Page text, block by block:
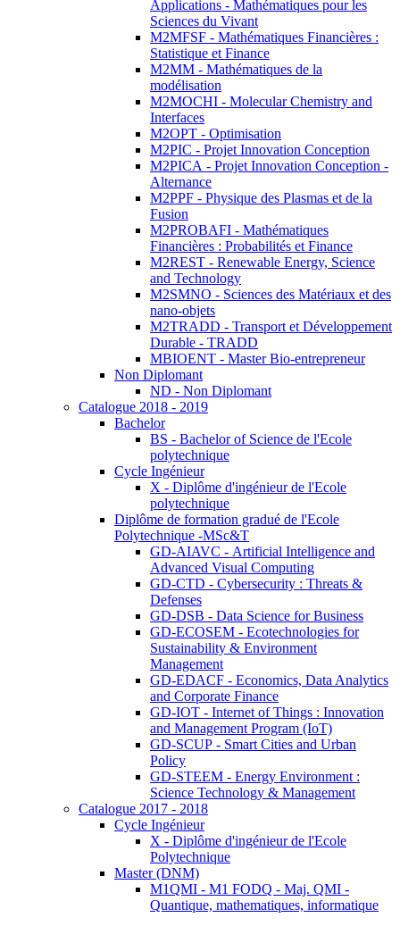
Applications - Mathématiques pour les
Sciences du Vivant
M2MFSF - Mathématiques Financières :
Statistique et Finance
M2MM - Mathématiques de la
modélisation
M2MOCHI - Molecular Chemistry and
Interfaces
M2OPT - Optimisation
M2PIC - Projet Innovation Conception
M2PICA - Projet Innovation Conception -
Alternance
M2PPF - Physique des Plasmas et de la
Fusion
M2PROBAFI - Mathématiques
Financières : Probabilités et Finance
M2REST - Renewable Energy, Science
and Technology
M2SMNO - Sciences des Matériaux et des
nano-objets
M2TRADD - Transport et Développement
Durable - TRADD
MBIOENT - Master Bio-entrepreneur
Non Diplomant
ND - Non Diplomant
Catalogue 2018 - 2019
Bachelor
BS - Bachelor of Science de l'Ecole
polytechnique
Cycle Ingénieur
X - Diplôme d'ingénieur de l'Ecole
polytechnique
Diplôme de formation gradué de l'Ecole
Polytechnique -MSc&T
GD-AIAVC - Artificial Intelligence and
Advanced Visual Computing
GD-CTD - Cybersecurity : Threats &
Defenses
GD-DSB - Data Science for Business
GD-ECOSEM - Ecotechnologies for
Sustainability & Environment
Management
GD-EDACF - Economics, Data Analytics
and Corporate Finance
GD-IOT - Internet of Things : Innovation
and Management Program (IoT)
GD-SCUP - Smart Cities and Urban
Policy
GD-STEEM - Energy Environment :
Science Technology & Management
Catalogue 2017 - 2018
Cycle Ingénieur
X - Diplôme d'ingénieur de l'Ecole
Polytechnique
Master (DNM)
M1QMI - M1 FODQ - Maj. QMI -
Quantique, mathematiques, informatique